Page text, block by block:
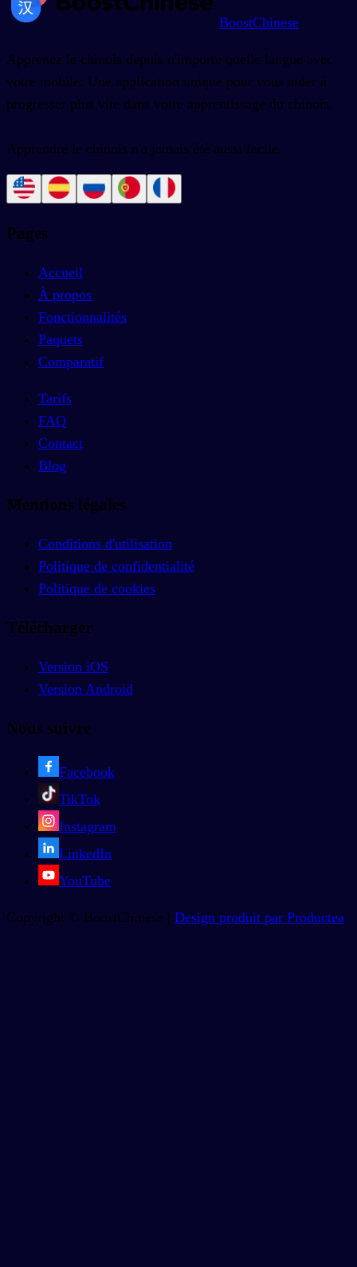
BoostChinese
Apprenez le chinois depuis n'importe quelle langue avec
votre mobile. Une application unique pour vous aider à
progresser plus vite dans votre apprentissage du chinois.
Apprendre le chinois n'a jamais été aussi facile.
Pages
Accueil
À propos
Fonctionnalités
Paquets
Comparatif
Tarifs
FAQ
Contact
Blog
Mentions légales
Conditions d'utilisation
Politique de confidentialité
Politique de cookies
Télécharger
Version iOS
Version Android
Nous suivre
Facebook
TikTok
Instagram
LinkedIn
YouTube
Copyright © BoostChinese | Design produit par Productea